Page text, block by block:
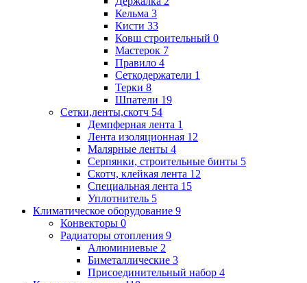
Кельма 3
Кисти 33
Ковш строительный 0
Мастерок 7
Правило 4
Сеткодержатели 1
Терки 8
Шпатели 19
Сетки,ленты,скотч 54
Демпферная лента 1
Лента изоляционная 12
Малярные ленты 4
Серпянки, строительные бинты 5
Скотч, клейкая лента 12
Специальная лента 15
Уплотнитель 5
Климатическое оборудование 9
Конвекторы 0
Радиаторы отопления 9
Алюминиевые 2
Биметаллические 3
Присоединительный набор 4